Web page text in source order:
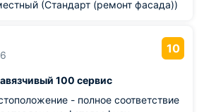
(Стандарт (ремонт фасада))
10
100 сервис
- полное соответствие